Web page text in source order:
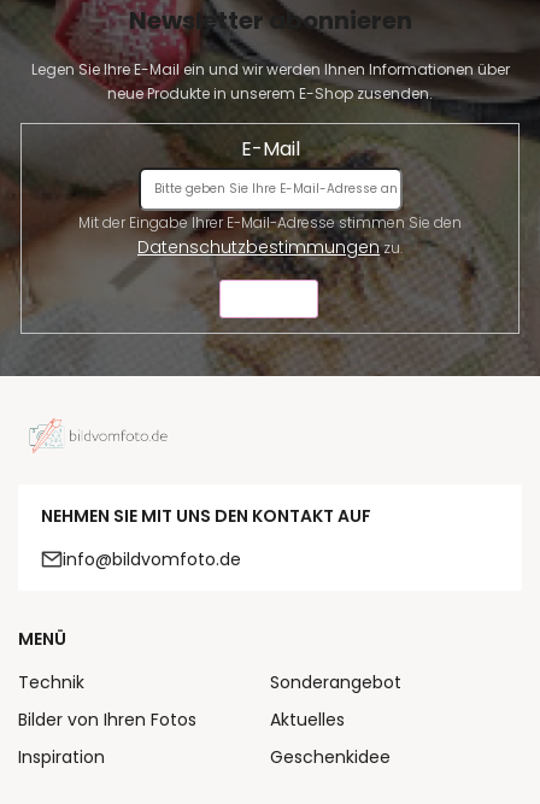
Newsletter abonnieren
Legen Sie Ihre E-Mail ein und wir werden Ihnen Informationen über
neue Produkte in unserem E-Shop zusenden.
E-Mail
Datenschutzbestimmungenzu.
NEHMEN SIE MIT UNS DEN KONTAKT AUF
info@bildvomfoto.de
MENÜ
Technik
Bilder von Ihren Fotos
Inspiration
Sonderangebot
Aktuelles
Geschenkidee